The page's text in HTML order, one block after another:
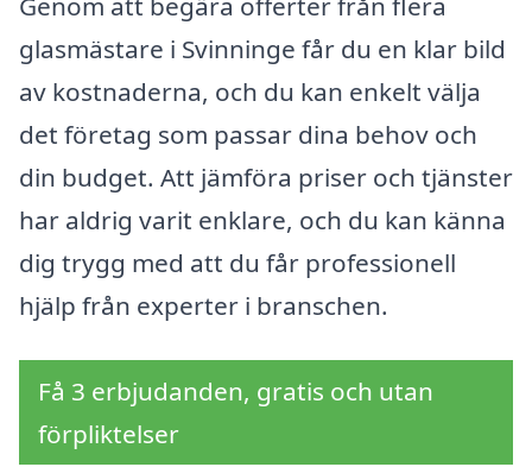
glasmästare i Svinninge får du en klar bild
av kostnaderna, och du kan enkelt välja
det företag som passar dina behov och
din budget. Att jämföra priser och tjänster
har aldrig varit enklare, och du kan känna
dig trygg med att du får professionell
hjälp från experter i branschen.
Få 3 erbjudanden, gratis och utan
förpliktelser